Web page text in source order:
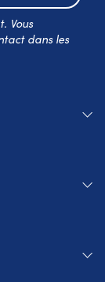
Vous
dans les